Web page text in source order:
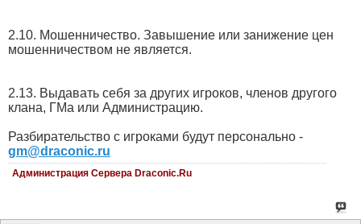
2.10. Мошенничество. Завышение или занижение цен
мошенничеством не является.
2.13. Выдавать себя за других игроков, членов другого
клана, ГМа или Администрацию.
Разбирательство с игроками будут персонально -
gm@draconic.ru
Администрация Сервера Draconic.Ru